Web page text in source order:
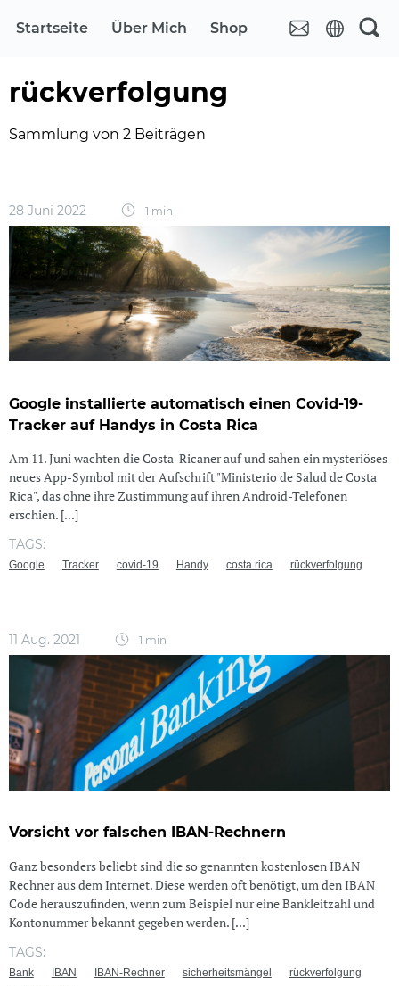
Startseite Über Mich Shop
rückverfolgung
Sammlung von 2 Beiträgen
28 Juni 2022 1 min
Google installierte automatisch einen Covid-19-
Tracker auf Handys in Costa Rica
Am 11. Juni wachten die Costa-Ricaner auf und sahen ein mysteriöses
neues App-Symbol mit der Aufschrift "Ministerio de Salud de Costa
Rica", das ohne ihre Zustimmung auf ihren Android-Telefonen
erschien. [...]
TAGS:
Google Tracker covid-19 Handy costa rica rückverfolgung
11 Aug. 2021 1 min
Vorsicht vor falschen IBAN-Rechnern
Ganz besonders beliebt sind die so genannten kostenlosen IBAN
Rechner aus dem Internet. Diese werden oft benötigt, um den IBAN
Code herauszufinden, wenn zum Beispiel nur eine Bankleitzahl und
Kontonummer bekannt gegeben werden. [...]
TAGS:
Bank IBAN IBAN-Rechner sicherheitsmängel
rückverfolgung